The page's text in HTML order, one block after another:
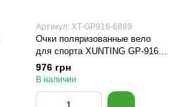
Артикул: XT-GP916-6889
Очки поляризованные вело
для спорта XUNTING GP-916
Белые
976 грн
В наличии